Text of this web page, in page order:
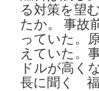
る対策を望
たか。 事故
っていた。
えていた。
ドルが高く
長に聞く